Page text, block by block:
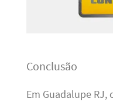
Conclusão
Em Guadalupe RJ,